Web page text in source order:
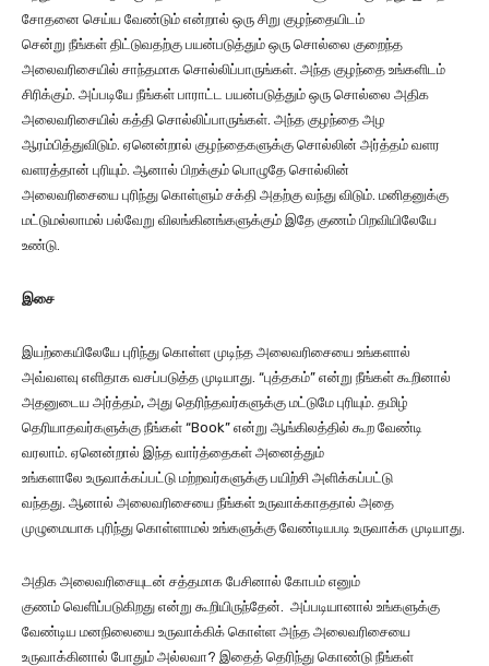
சோதனை செய்ய வேண்டும் என்றால் ஒரு சிறு குழந்தையிடம்
சென்று நீங்கள் திட்டுவதற்கு பயன்படுத்தும் ஒரு சொல்லை குறைந்த
அலைவரிசையில் சாந்தமாக சொல்லிப்பாருங்கள். அந்த குழந்தை உங்களிடம்
சிரிக்கும். அப்படியே நீங்கள் பாராட்ட பயன்படுத்தும் ஒரு சொல்லை அதிக
அலைவரிசையில் கத்தி சொல்லிப்பாருங்கள். அந்த குழந்தை அழ
ஆரம்பித்துவிடும். ஏனென்றால் குழந்தைகளுக்கு சொல்லின் அர்த்தம் வளர
வளரத்தான் புரியும். ஆனால் பிறக்கும் பொழுதே சொல்லின்
அலைவரிசையை புரிந்து கொள்ளும் சக்தி அதற்கு வந்து விடும். மனிதனுக்கு
மட்டுமல்லாமல் பல்வேறு விலங்கினங்களுக்கும் இதே குணம் பிறவியிலேயே
உண்டு.
இசை
இயற்கையிலேயே புரிந்து கொள்ள முடிந்த அலைவரிசையை உங்களால்
அவ்வளவு எளிதாக வசப்படுத்த முடியாது. “புத்தகம்” என்று நீங்கள் கூறினால்
அதனுடைய அர்த்தம், அது தெரிந்தவர்களுக்கு மட்டுமே புரியும். தமிழ்
தெரியாதவர்களுக்கு நீங்கள் “Book” என்று ஆங்கிலத்தில் கூற வேண்டி
வரலாம். ஏனென்றால் இந்த வார்த்தைகள் அனைத்தும்
உங்களாலே உருவாக்கப்பட்டு மற்றவர்களுக்கு பயிற்சி அளிக்கப்பட்டு
வந்தது. ஆனால் அலைவரிசையை நீங்கள் உருவாக்காததால் அதை
முழுமையாக புரிந்து கொள்ளாமல் உங்களுக்கு வேண்டியபடி உருவாக்க முடியாது.
அதிக அலைவரிசையுடன் சத்தமாக பேசினால் கோபம் எனும்
குணம் வெளிப்படுகிறது என்று கூறியிருந்தேன். அப்படியானால் உங்களுக்கு
வேண்டிய மனநிலையை உருவாக்கிக் கொள்ள அந்த அலைவரிசையை
உருவாக்கினால் போதும் அல்லவா? இதைத் தெரிந்து கொண்டு நீங்கள்